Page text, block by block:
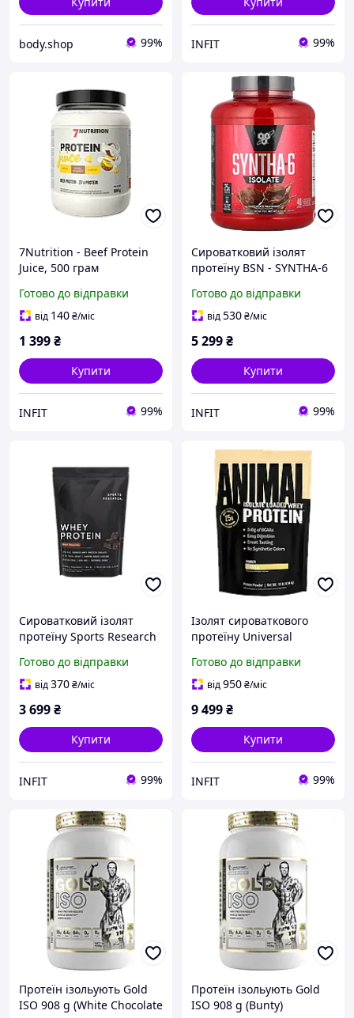
body.shop 99% INFIT 99%
7Nutrition - Beef Protein
Juice, 500 грам
Готово до відправки
від 140₴/міс
1 399₴
Купити
INFIT 99%
Сироватковий ізолят
протеїну BSN - SYNTHA-6
Готово до відправки
від530₴/міс
5 299₴
Купити
INFIT 99%
Сироватковий ізолят
протеїну Sports Research
Sourced), 1030 грам
Готово до відправки
від370₴/міс
3 699₴
Купити
INFIT 99%
Ізолят сироваткового
протеїну Universal
Whey Protein Blend, 4.54
кг
Готово до відправки
від950₴/міс
9 499₴
Купити
INFIT 99%
Протеїн ізольують Gold
ISO 908 g (White Chocolate
Протеїн ізольують Gold
ISO 908 g (Bunty)